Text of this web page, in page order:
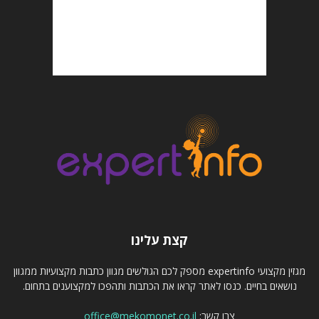
קצת עלינו
מגזין מקצועי expertinfo מספק לכם הגולשים מגוון כתבות מקצועיות ממגוון
נושאים בחיים. כנסו לאתר קראו את הכתבות ותהפכו למקצוענים בתחום.
צרו קשר: office@mekomonet.co.il